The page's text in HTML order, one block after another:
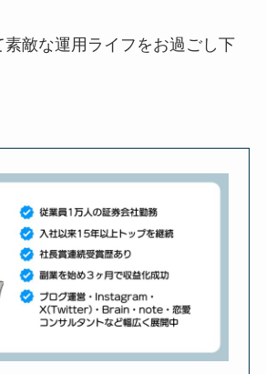
敵な運用ライフをお過ごし下